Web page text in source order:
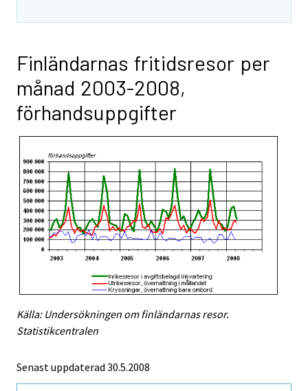
Finländarnas fritidsresor per
månad 2003-2008,
förhandsuppgifter
Källa: Undersökningen om finländarnas resor.
Statistikcentralen
Senast uppdaterad 30.5.2008